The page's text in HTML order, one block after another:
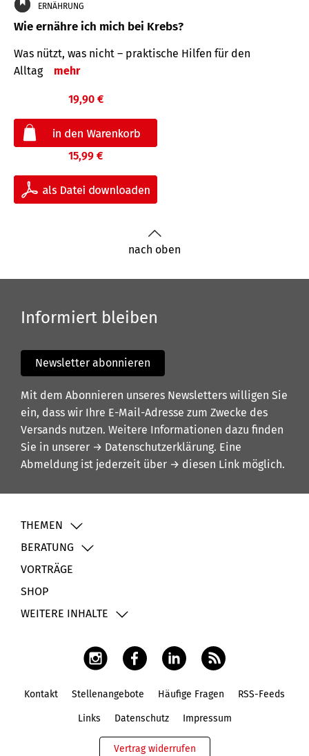
ERNÄHRUNG
Wie ernähre ich mich bei Krebs?
Was nützt, was nicht – praktische Hilfen für den
Alltag
mehr
19,90 €
15,99 €
nach oben
Informiert bleiben
Newsletter abonnieren
Mit dem Abonnieren unseres Newsletters willigen Sie
ein, dass wir Ihre E-Mail-Adresse zum Zwecke des
Versands nutzen. Weitere Informationen dazu finden
Sie in unserer → Datenschutzerklärung. Eine
Abmeldung ist jederzeit über → diesen Link möglich.
THEMEN
BERATUNG
VORTRÄGE
SHOP
WEITERE INHALTE
Kontakt Stellenangebote Häufige Fragen RSS-Feeds
Links Datenschutz Impressum
Vertrag widerrufen